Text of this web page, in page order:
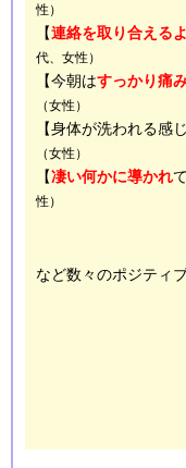
性）
【連絡を取り合える
代、女性）
【今朝はすっかり痛
（女性）
【身体が洗われる感
（女性）
【凄い何かに導かれ
性）
など数々のポジティ